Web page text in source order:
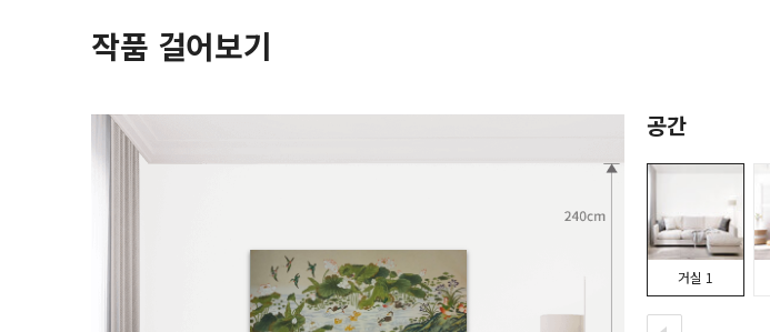
작품 걸어보기
공간
거실 1